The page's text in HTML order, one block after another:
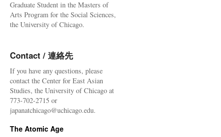
Graduate Student in the Masters of
Arts Program for the Social Sciences,
the University of Chicago.
Contact / 連絡先
If you have any questions, please
contact the Center for East Asian
Studies, the University of Chicago at
773-702-2715 or
japanatchicago@uchicago.edu.
The Atomic Age